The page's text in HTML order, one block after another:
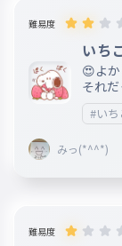
難易度
いち
😍よ
それ
#い
みっ(*^^*)
難易度